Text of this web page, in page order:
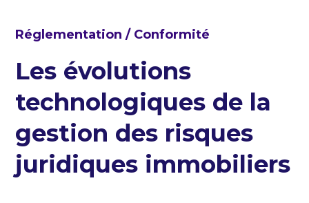
Réglementation / Conformité
Les évolutions
technologiques de la
gestion des risques
juridiques immobiliers